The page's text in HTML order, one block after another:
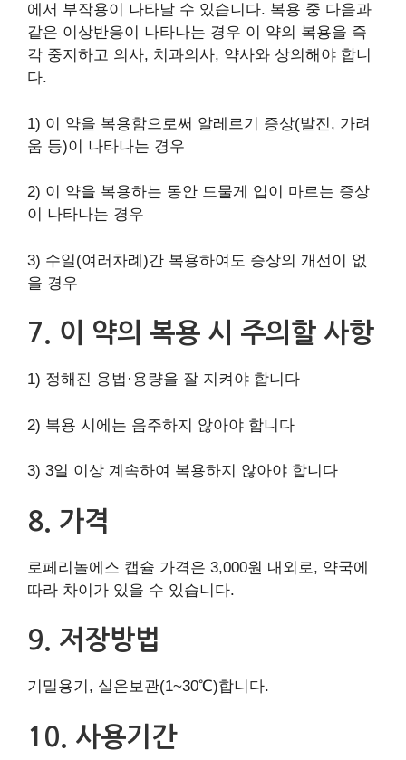
에서 부작용이 나타날 수 있습니다. 복용 중 다음과
같은 이상반응이 나타나는 경우 이 약의 복용을 즉
각 중지하고 의사, 치과의사, 약사와 상의해야 합니
다.
1) 이 약을 복용함으로써 알레르기 증상(발진, 가려
움 등)이 나타나는 경우
2) 이 약을 복용하는 동안 드물게 입이 마르는 증상
이 나타나는 경우
3) 수일(여러차례)간 복용하여도 증상의 개선이 없
을 경우
7. 이 약의 복용 시 주의할 사항
1) 정해진 용법·용량을 잘 지켜야 합니다
2) 복용 시에는 음주하지 않아야 합니다
3) 3일 이상 계속하여 복용하지 않아야 합니다
8. 가격
로페리놀에스 캡슐 가격은 3,000원 내외로, 약국에
따라 차이가 있을 수 있습니다.
9. 저장방법
기밀용기, 실온보관(1~30℃)합니다.
10. 사용기간